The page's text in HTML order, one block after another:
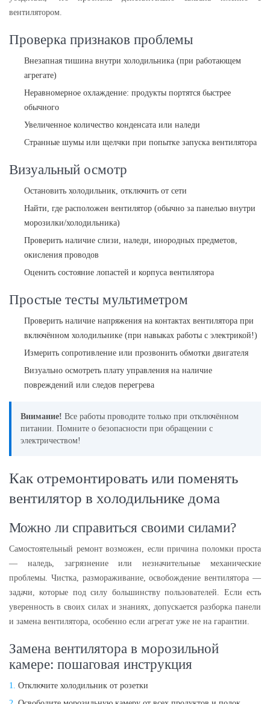
вентилятором.
Проверка признаков проблемы
Внезапная тишина внутри холодильника (при работающем
агрегате)
Неравномерное охлаждение: продукты портятся быстрее
обычного
Увеличенное количество конденсата или наледи
Странные шумы или щелчки при попытке запуска вентилятора
Визуальный осмотр
Остановить холодильник, отключить от сети
Найти, где расположен вентилятор (обычно за панелью внутри
морозилки/холодильника)
Проверить наличие слизи, наледи, инородных предметов,
окисления проводов
Оценить состояние лопастей и корпуса вентилятора
Простые тесты мультиметром
Проверить наличие напряжения на контактах вентилятора при
включённом холодильнике (при навыках работы с электрикой!)
Измерить сопротивление или прозвонить обмотки двигателя
Визуально осмотреть плату управления на наличие
повреждений или следов перегрева
Внимание! Все работы проводите только при отключённом
питании. Помните о безопасности при обращении с
электричеством!
Как отремонтировать или поменять
вентилятор в холодильнике дома
Можно ли справиться своими силами?
Самостоятельный ремонт возможен, если причина поломки проста
— наледь, загрязнение или незначительные механические
проблемы. Чистка, размораживание, освобождение вентилятора —
задачи, которые под силу большинству пользователей. Если есть
уверенность в своих силах и знаниях, допускается разборка панели
и замена вентилятора, особенно если агрегат уже не на гарантии.
Замена вентилятора в морозильной
камере: пошаговая инструкция
Отключите холодильник от розетки